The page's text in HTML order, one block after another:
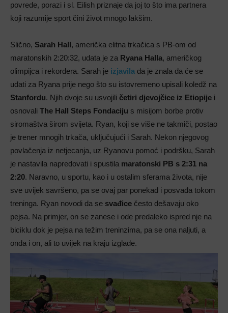
povrede, porazi i sl. Eilish priznaje da joj to što ima partnera
koji razumije sport čini život mnogo lakšim.
Slično, Sarah Hall, američka elitna trkačica s PB-om od
maratonskih 2:20:32, udata je za Ryana Halla, američkog
olimpijca i rekordera. Sarah je izjavila da je znala da će se
udati za Ryana prije nego što su istovremeno upisali koledž na
Stanfordu. Njih dvoje su usvojili četiri djevojčice iz Etiopije i
osnovali The Hall Steps Fondaciju s misijom borbe protiv
siromaštva širom svijeta. Ryan, koji se više ne takmiči, postao
je trener mnogih trkača, uključujući i Sarah. Nekon njegovog
povlačenja iz netjecanja, uz Ryanovu pomoć i podršku, Sarah
je nastavila napredovati i spustila maratonski PB s 2:31 na
2:20. Naravno, u sportu, kao i u ostalim sferama života, nije
sve uvijek savršeno, pa se ovaj par ponekad i posvađa tokom
treninga. Ryan novodi da se svađice često dešavaju oko
pejsa. Na primjer, on se zanese i ode predaleko ispred nje na
biciklu dok je pejsa na težim treninzima, pa se ona naljuti, a
onda i on, ali to uvijek na kraju izglade.